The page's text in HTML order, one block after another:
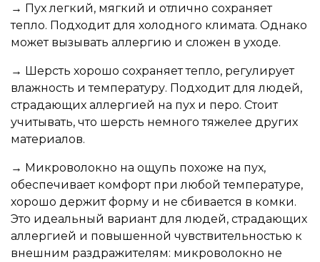
→ Пух легкий, мягкий и отлично сохраняет
тепло. Подходит для холодного климата. Однако
может вызывать аллергию и сложен в уходе.
→ Шерсть хорошо сохраняет тепло, регулирует
влажность и температуру. Подходит для людей,
страдающих аллергией на пух и перо. Стоит
учитывать, что шерсть немного тяжелее других
материалов.
→ Микроволокно на ощупь похоже на пух,
обеспечивает комфорт при любой температуре,
хорошо держит форму и не сбивается в комки.
Это идеальный вариант для людей, страдающих
аллергией и повышенной чувствительностью к
внешним раздражителям: микроволокно не